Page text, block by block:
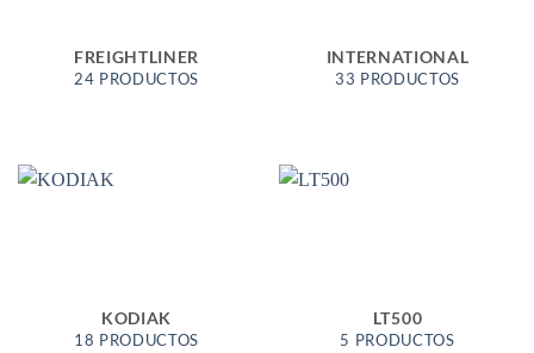
FREIGHTLINER
24 PRODUCTOS
INTERNATIONAL
33 PRODUCTOS
KODIAK
18 PRODUCTOS
LT500
5 PRODUCTOS